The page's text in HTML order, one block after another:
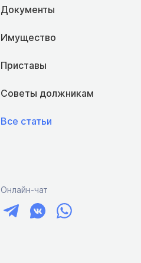
Документы
Имущество
Приставы
Советы должникам
Все статьи
Онлайн-чат